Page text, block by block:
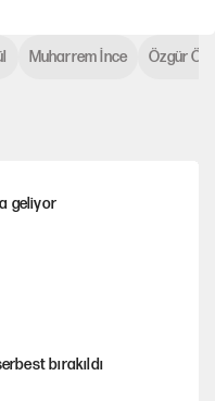
geliyor
bırakıldı
Muharrem İnce Özgür